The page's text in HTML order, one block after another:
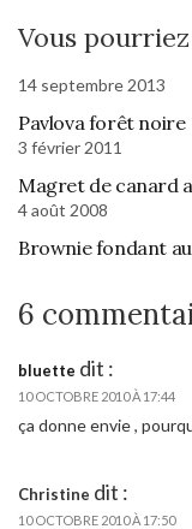
Vous
14 septembre 2013
Pavlova forêt noire
3 février 2011
Magret de canard
4 août 2008
Brownie fondant
6
bluette dit :
10 OCTOBRE 2010 À 17:44
ça donne envie ,
Christine dit :
10 OCTOBRE 2010 À 17:50